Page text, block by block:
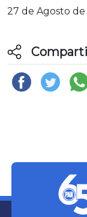
27 de Agosto